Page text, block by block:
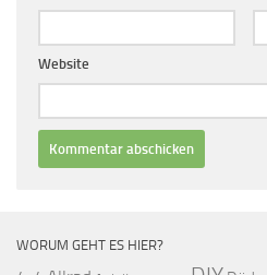
Website
WORUM GEHT ES HIER?